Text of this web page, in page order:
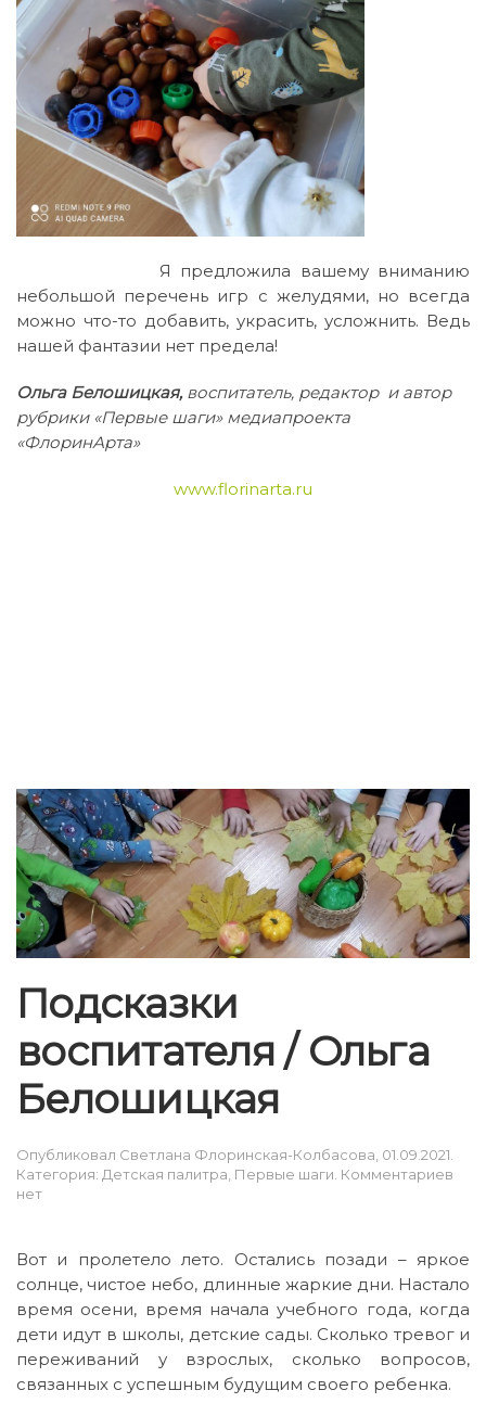
Я предложила вашему вниманию
небольшой перечень игр с желудями, но всегда
можно что-то добавить, украсить, усложнить. Ведь
нашей фантазии нет предела!
Ольга Белошицкая,воспитатель, редактор и автор
рубрики «Первые шаги» медиапроекта
«ФлоринАрта»
www.florinarta.ru
Подсказки
воспитателя / Ольга
Белошицкая
Опубликовал Светлана Флоринская-Колбасова, 01.09.2021.
Категория: Детская палитра, Первые шаги. Комментариев
нет
Вот и пролетело лето. Остались позади – яркое
солнце, чистое небо, длинные жаркие дни. Настало
время осени, время начала учебного года, когда
дети идут в школы, детские сады. Сколько тревог и
переживаний у взрослых, сколько вопросов,
связанных с успешным будущим своего ребенка.